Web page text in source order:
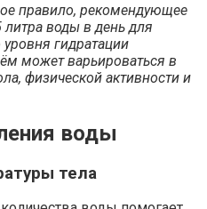
правило, рекомендующее
литра воды в день для
гидратации
может варьироваться в
физической активности и
воды
тела